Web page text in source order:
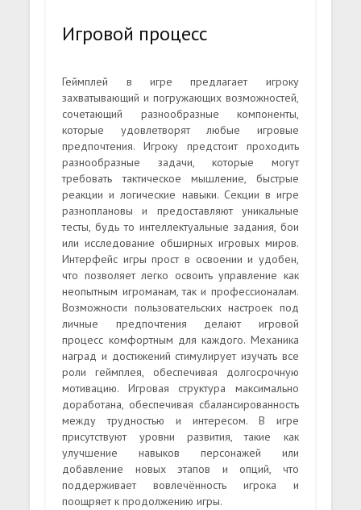
Игровой процесс
Геймплей в игре предлагает игроку
захватывающий и погружающих возможностей,
сочетающий разнообразные компоненты,
которые удовлетворят любые игровые
предпочтения. Игроку предстоит проходить
разнообразные задачи, которые могут
требовать тактическое мышление, быстрые
реакции и логические навыки. Секции в игре
разноплановы и предоставляют уникальные
тесты, будь то интеллектуальные задания, бои
или исследование обширных игровых миров.
Интерфейс игры прост в освоении и удобен,
что позволяет легко освоить управление как
неопытным игроманам, так и профессионалам.
Возможности пользовательских настроек под
личные предпочтения делают игровой
процесс комфортным для каждого. Механика
наград и достижений стимулирует изучать все
роли геймплея, обеспечивая долгосрочную
мотивацию. Игровая структура максимально
доработана, обеспечивая сбалансированность
между трудностью и интересом. В игре
присутствуют уровни развития, такие как
улучшение навыков персонажей или
добавление новых этапов и опций, что
поддерживает вовлечённость игрока и
поощряет к продолжению игры.